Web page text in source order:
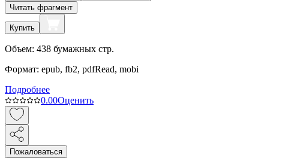
Читать фрагмент
Купить
Объем: 438 бумажных стр.
Формат: epub, fb2, pdfRead, mobi
Подробнее
0.00Оценить
Пожаловаться